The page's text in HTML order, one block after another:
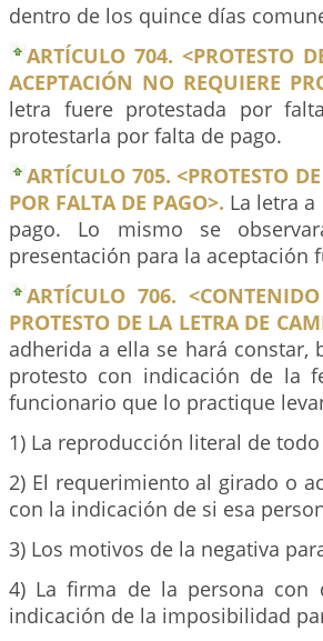
dentro de los quince días
ARTÍCULO 704. <PROTESTO
ACEPTACIÓN NO REQUIERE
letra fuere protestada por
protestarla por falta de pago.
ARTÍCULO 705. <PROTESTO
POR FALTA DE PAGO>. La letra
pago. Lo mismo se
presentación para la aceptación
ARTÍCULO 706.
PROTESTO DE LA LETRA DE
adherida a ella se hará
protesto con indicación de la
funcionario que lo practique
1) La reproducción literal de
2) El requerimiento al girado o
con la indicación de si esa
3) Los motivos de la negativa
4) La firma de la persona con
indicación de la imposibilidad